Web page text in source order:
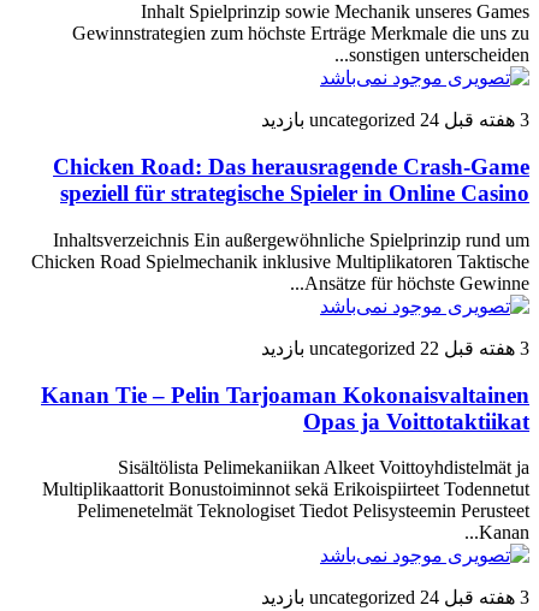
Inhalt Spielprinzip sowie Mechanik unseres Games
Gewinnstrategien zum höchste Erträge Merkmale die uns zu
sonstigen unterscheiden...
3 هفته قبل uncategorized 24 بازدید
Chicken Road: Das herausragende Crash-Game
speziell für strategische Spieler in Online Casino
Inhaltsverzeichnis Ein außergewöhnliche Spielprinzip rund um
Chicken Road Spielmechanik inklusive Multiplikatoren Taktische
Ansätze für höchste Gewinne...
3 هفته قبل uncategorized 22 بازدید
Kanan Tie – Pelin Tarjoaman Kokonaisvaltainen
Opas ja Voittotaktiikat
Sisältölista Pelimekaniikan Alkeet Voittoyhdistelmät ja
Multiplikaattorit Bonustoiminnot sekä Erikoispiirteet Todennetut
Pelimenetelmät Teknologiset Tiedot Pelisysteemin Perusteet
Kanan...
3 هفته قبل uncategorized 24 بازدید